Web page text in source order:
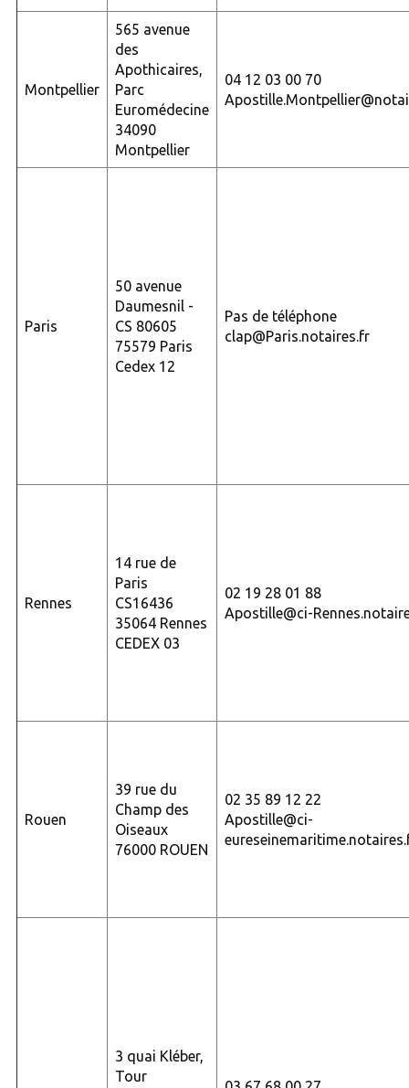
Montpellier
565 avenue
des
Apothicaires,
Parc
Euromédecine
34090
Montpellier
04 12 03 00 70
Paris
50 avenue
Daumesnil -
CS 80605
75579 Paris
Cedex 12
Pas de téléphone
clap@Paris.notaires.fr
Rennes
14 rue de
Paris
CS16436
35064 Rennes
CEDEX 03
02 19 28 01 88
Apostille@ci-
Rouen
39 rue du
Champ des
Oiseaux
76000 ROUEN
02 35 89 12 22
Apostille@ci-
3 quai Kléber,
Tour